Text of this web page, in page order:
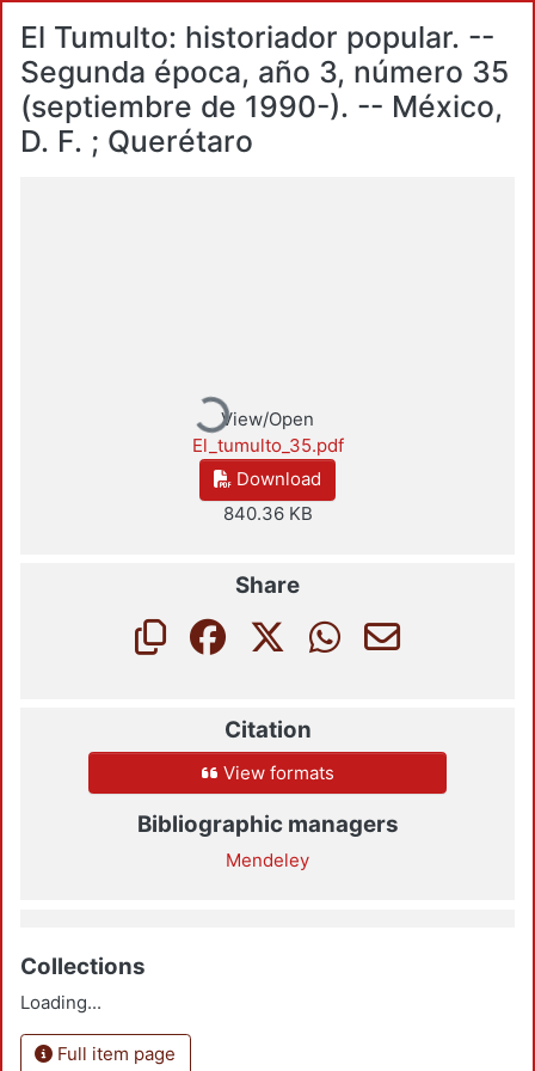
El Tumulto: historiador popular. --
Segunda época, año 3, número 35
(septiembre de 1990-). -- México,
D. F. ; Querétaro
Loading...View/Open
El_tumulto_35.pdf
Download
840.36 KB
Share
Citation
View formats
Bibliographic managers
Mendeley
Collections
Loading...
Full item page